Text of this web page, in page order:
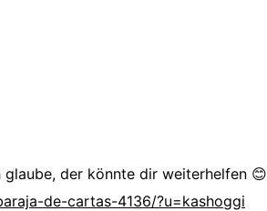
der könnte dir weiterhelfen 😊
de-cartas-4136/?u=kashoggi